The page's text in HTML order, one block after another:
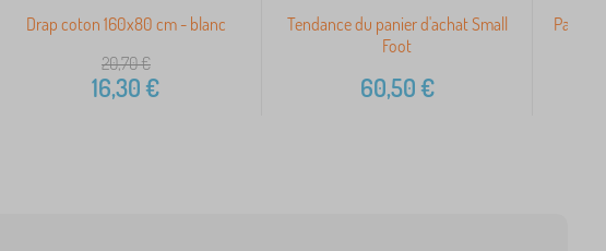
Drap coton 160x80 cm - blanc
20,70€
16,30€
Tendance du panier d'achat Small
Foot
60,50€